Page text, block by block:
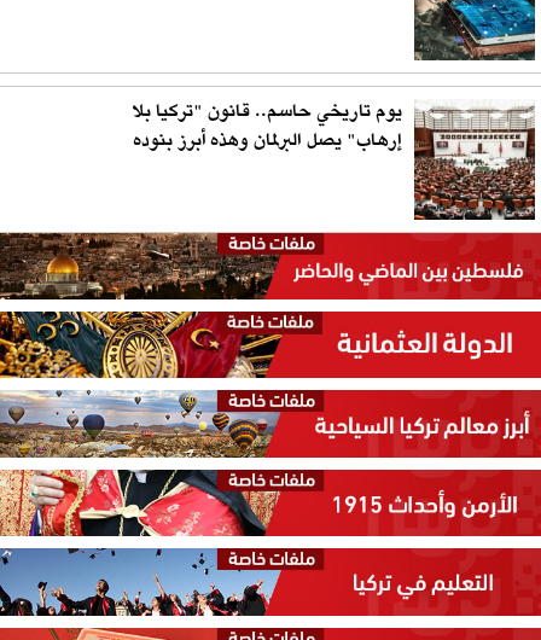
يوم تاريخي حاسم.. قانون "تركيا بلا
إرهاب" يصل البرلمان وهذه أبرز بنوده